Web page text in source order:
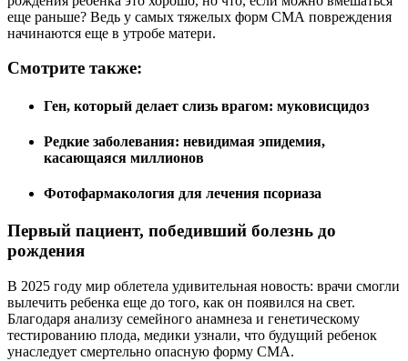
еще раньше? Ведь у самых тяжелых форм СМА повреждения
начинаются еще в утробе матери.
Смотрите также:
Ген, который делает слизь врагом: муковисцидоз
Редкие заболевания: невидимая эпидемия,
касающаяся миллионов
Фотофармакология для лечения псориаза
Первый пациент, победивший болезнь до
рождения
В 2025 году мир облетела удивительная новость: врачи смогли
вылечить ребенка еще до того, как он появился на свет.
Благодаря анализу семейного анамнеза и генетическому
тестированию плода, медики узнали, что будущий ребенок
унаследует смертельно опасную форму СМА.